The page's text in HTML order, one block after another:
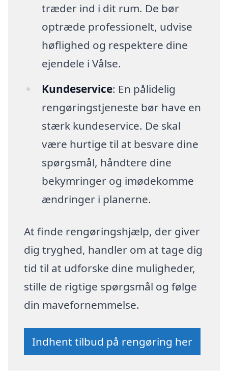
træder ind i dit rum. De bør
optræde professionelt, udvise
høflighed og respektere dine
ejendele i Vålse.
Kundeservice: En pålidelig
rengøringstjeneste bør have en
stærk kundeservice. De skal
være hurtige til at besvare dine
spørgsmål, håndtere dine
bekymringer og imødekomme
ændringer i planerne.
At finde rengøringshjælp, der giver
dig tryghed, handler om at tage dig
tid til at udforske dine muligheder,
stille de rigtige spørgsmål og følge
din mavefornemmelse.
Indhent tilbud på rengøring her